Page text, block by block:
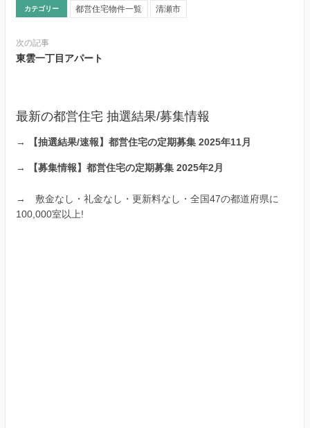
カテゴリー 都営住宅物件一覧 清瀬市
次の記事
東雲一丁目アパート
最新の都営住宅 抽選結果/募集情報
→ 【抽選結果/速報】都営住宅の定期募集 2025年11月
→ 【募集情報】都営住宅の定期募集 2025年2月
→ 敷金なし・礼金なし・更新料なし・全国47の都道府県に
100,000室以上!